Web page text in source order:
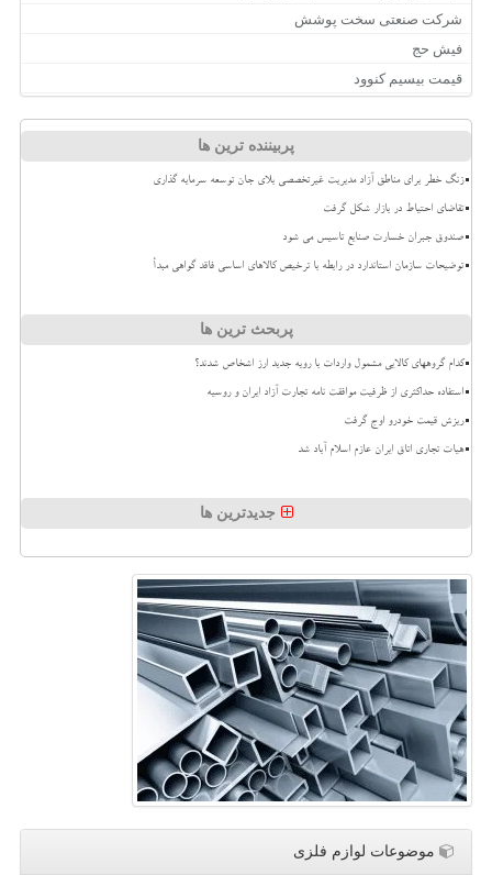
شرکت صنعتی سخت پوشش
فیش حج
قیمت بیسیم کنوود
پربیننده ترین ها
زنگ خطر برای مناطق آزاد مدیریت غیرتخصصی بلای جان توسعه سرمایه گذاری
تقاضای احتیاط در بازار شکل گرفت
صندوق جبران خسارت صنایع تاسیس می شود
توضیحات سازمان استاندارد در رابطه با ترخیص کالاهای اساسی فاقد گواهی مبدأ
پربحث ترین ها
کدام گروههای کالایی مشمول واردات با رویه جدید ارز اشخاص شدند؟
استفاده حداکثری از ظرفیت موافقت نامه تجارت آزاد ایران و روسیه
ریزش قیمت خودرو اوج گرفت
هیات تجاری اتاق ایران عازم اسلام آباد شد
جدیدترین ها
موضوعات لوازم فلزی